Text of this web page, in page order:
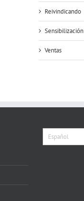
Reivindicando
Sensibilización
Ventas
Español